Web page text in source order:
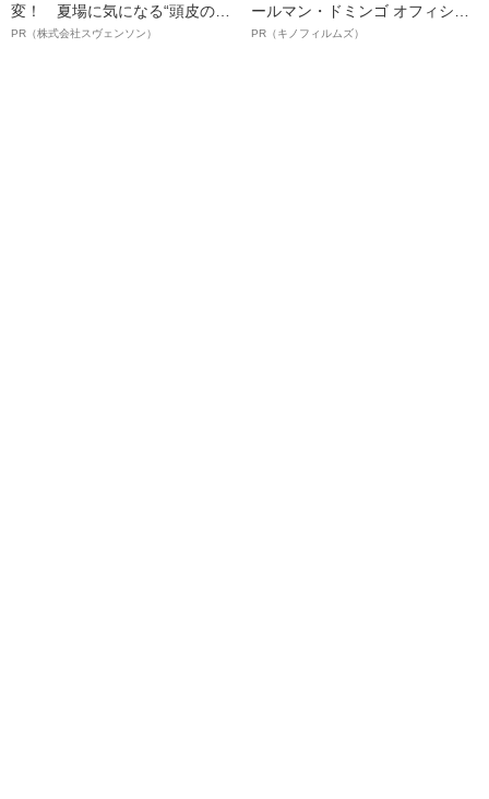
変！ 夏場に気になる“頭皮のニ
オイ”や“ベタつき”を解消す
PR（株式会社スヴェンソン）
ールマン・ドミンゴ オフィシャ
ルインタビュー“観客を魅了した
PR（キノフィルムズ）